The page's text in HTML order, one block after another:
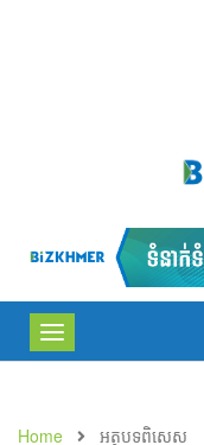
Toggle
navigation
Home អត្ថបទពិសេស